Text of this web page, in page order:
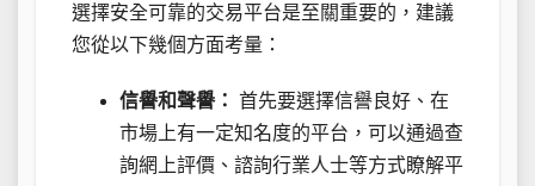
選擇安全可靠的交易平台是至關重要的，建議
您從以下幾個方面考量：
信譽和聲譽： 首先要選擇信譽良好、在
市場上有一定知名度的平台，可以通過查
詢網上評價、諮詢行業人士等方式瞭解平